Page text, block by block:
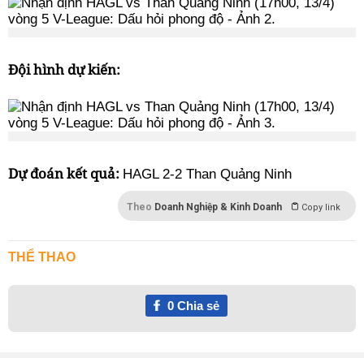
Đội hình dự kiến:
Dự đoán kết quả: HAGL 2-2 Than Quảng Ninh
Theo Doanh Nghiệp & Kinh Doanh Copy link
THỂ THAO
0Chia sẻ